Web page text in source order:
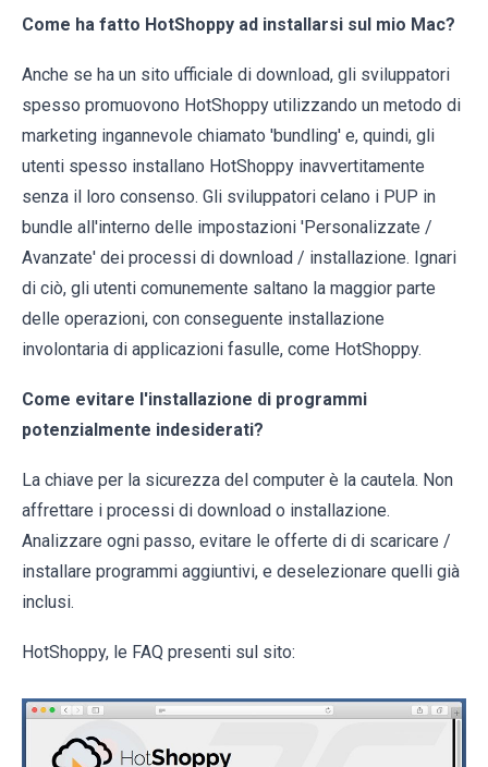
Come ha fatto HotShoppy ad installarsi sul mio Mac?
Anche se ha un sito ufficiale di download, gli sviluppatori
spesso promuovono HotShoppy utilizzando un metodo di
marketing ingannevole chiamato 'bundling' e, quindi, gli
utenti spesso installano HotShoppy inavvertitamente
senza il loro consenso. Gli sviluppatori celano i PUP in
bundle all'interno delle impostazioni 'Personalizzate /
Avanzate' dei processi di download / installazione. Ignari
di ciò, gli utenti comunemente saltano la maggior parte
delle operazioni, con conseguente installazione
involontaria di applicazioni fasulle, come HotShoppy.
Come evitare l'installazione di programmi
potenzialmente indesiderati?
La chiave per la sicurezza del computer è la cautela. Non
affrettare i processi di download o installazione.
Analizzare ogni passo, evitare le offerte di di scaricare /
installare programmi aggiuntivi, e deselezionare quelli già
inclusi.
HotShoppy, le FAQ presenti sul sito: